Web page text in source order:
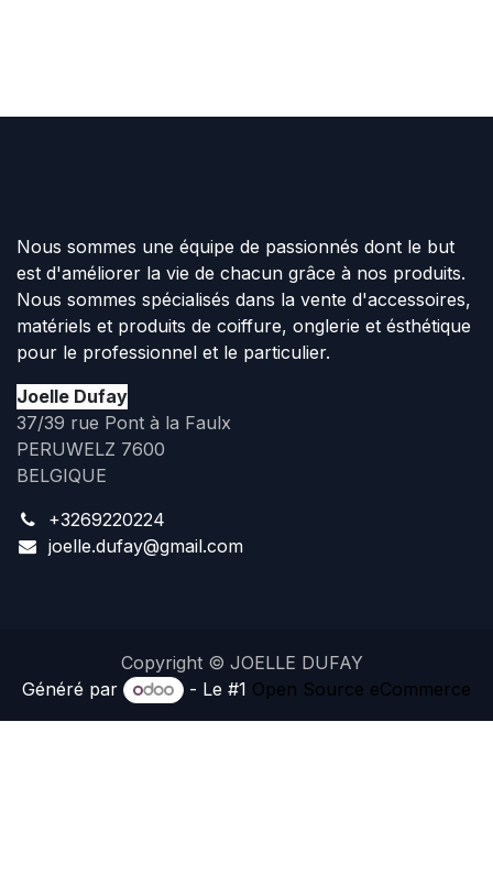
Nous sommes une équipe de passionnés dont le but
est d'améliorer la vie de chacun grâce à nos produits.
Nous sommes spécialisés dans la vente d'accessoires,
matériels et produits de coiffure, onglerie et ésthétique
pour le professionnel et le particulier.
Joelle Dufay
37/39 rue Pont à la Faulx
PERUWELZ 7600
BELGIQUE
+3269220224
joelle.dufay@gmail.com
Copyright © JOELLE DUFAY
Généré par
- Le #1 Open Source eCommerce